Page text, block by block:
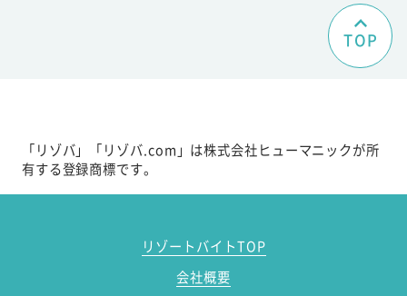
TOP
「リゾバ」「リゾバ.com」は株式会社ヒューマニックが所
有する登録商標です。
リゾートバイトTOP
会社概要